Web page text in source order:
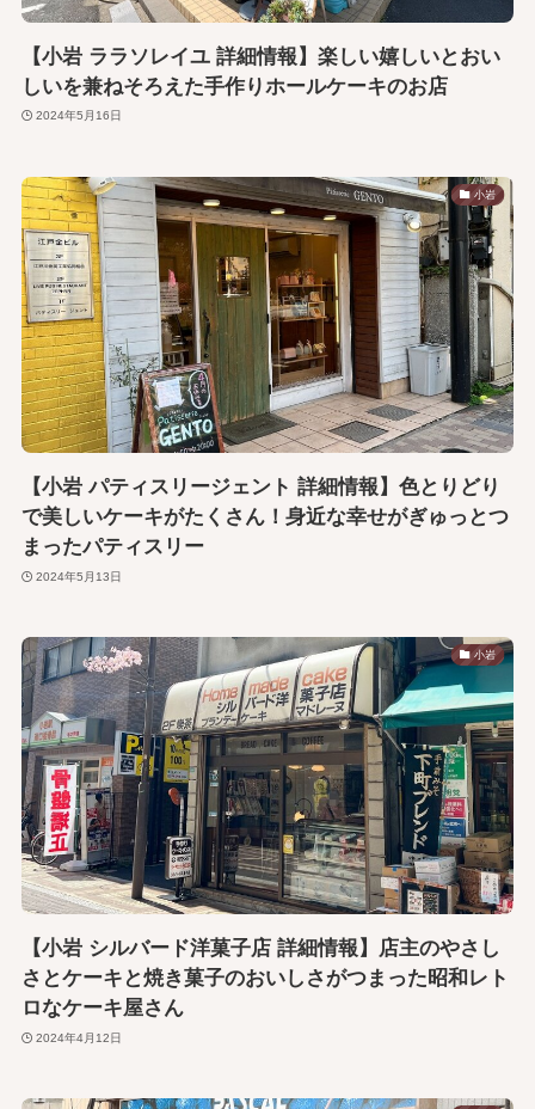
【小岩 ララソレイユ 詳細情報】楽しい嬉しいとおい
しいを兼ねそろえた手作りホールケーキのお店
2024年5月16日
小岩
【小岩 パティスリージェント 詳細情報】色とりどり
で美しいケーキがたくさん！身近な幸せがぎゅっとつ
まったパティスリー
2024年5月13日
小岩
【小岩 シルバード洋菓子店 詳細情報】店主のやさし
さとケーキと焼き菓子のおいしさがつまった昭和レト
ロなケーキ屋さん
2024年4月12日